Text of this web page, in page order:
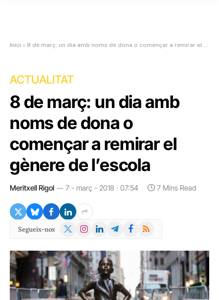
Inici » 8 de març: un dia amb noms de dona o començar a remirar el gènere de l’escola
ACTUALITAT
8 de març: un dia amb
noms de dona o
començar a remirar el
gènere de l’escola
Meritxell Rigol 7 - març - 2018 · 07:54 7 Mins Read
Segueix-nos
X
Instagram
LinkedInTelegramFacebook
RSS